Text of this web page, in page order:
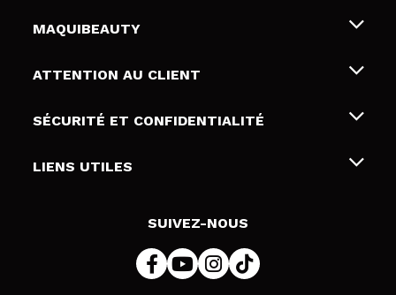
MAQUIBEAUTY
Qui sommes nous
Cartes-cadeaux
ATTENTION AU CLIENT
Livraison & retour
Modes de paiement
SÉCURITÉ ET CONFIDENTIALITÉ
Conditions et confidentialité
LIENS UTILES
SUIVEZ-NOUS